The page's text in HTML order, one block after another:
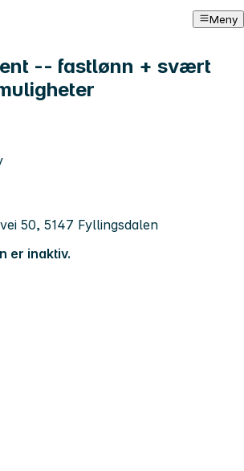
Meny
-- fastlønn + svært
50, 5147 Fyllingsdalen
er inaktiv.